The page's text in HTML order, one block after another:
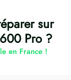
sur
Pro ?
en France !